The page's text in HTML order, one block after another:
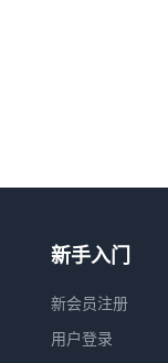
新手入门
新会员注册
用户登录